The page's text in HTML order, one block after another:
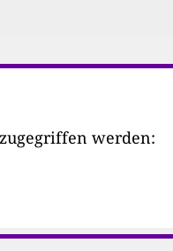
werden: